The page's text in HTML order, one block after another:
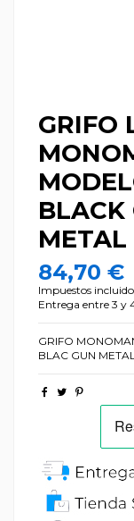
GRIFO
BLACK
METAL
84,70 €
Impuestos
Entrega entre 3 y
GRIFO
BLAC GUN METAL